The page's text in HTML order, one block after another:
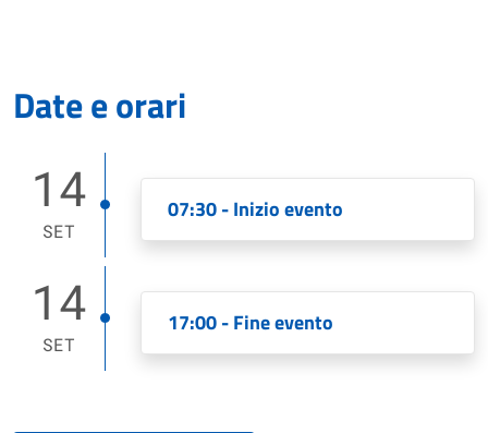
Date e orari
14
SET
07:30 - Inizio evento
14
SET
17:00 - Fine evento